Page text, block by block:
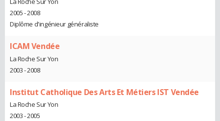
2005 - 2008
Diplôme d'ingénieur généraliste
ICAM Vendée
La Roche Sur Yon
2003 - 2008
Institut Catholique Des Arts Et Métiers IST Vendée
La Roche Sur Yon
2003 - 2005